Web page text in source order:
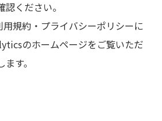
ください。
規約・プライバシーポリシーに
のホームページをご覧いただ
す。